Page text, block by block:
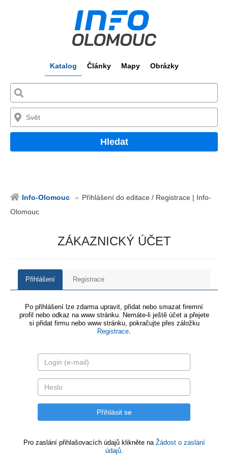
Katalog Články Mapy Obrázky
Hledat
Info-Olomouc
Přihlášení do editace / Registrace | Info-
Olomouc
ZÁKAZNICKÝ ÚČET
Přihlášení Registrace
Po přihlášení lze zdarma upravit, přidat nebo smazat firemní
profil nebo odkaz na www stránku. Nemáte-li ještě účet a přejete
si přidat firmu nebo www stránku, pokračujte přes záložku
Registrace.
Pro zaslání přihlašovacích údajů klikněte na Žádost o zaslání
údajů.